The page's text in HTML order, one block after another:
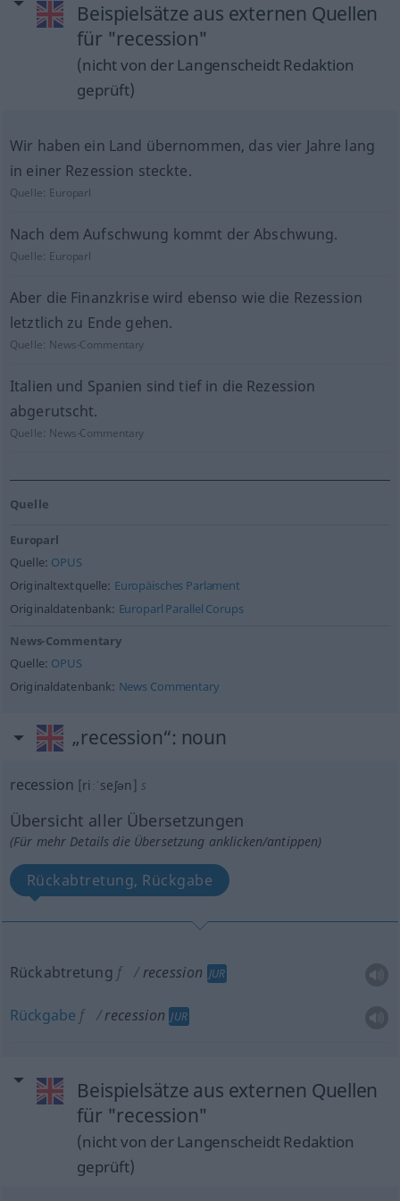
Beispielsätze aus externen Quellen
für "recession"
(nicht von der Langenscheidt Redaktion
geprüft)
Wir haben ein Land übernommen, das vier Jahre lang
in einer Rezession steckte.
Quelle: Europarl
Nach dem Aufschwung kommt der Abschwung.
Quelle: Europarl
Aber die Finanzkrise wird ebenso wie die Rezession
letztlich zu Ende gehen.
Quelle: News-Commentary
Italien und Spanien sind tief in die Rezession
abgerutscht.
Quelle: News-Commentary
Quelle
Europarl
Quelle: OPUS
Originaltextquelle: Europäisches Parlament
Originaldatenbank: Europarl Parallel Corups
News-Commentary
Quelle: OPUS
Originaldatenbank: News Commentary
„recession“: noun
recession [riːˈseʃən] s
Übersicht aller Übersetzungen
(Für mehr Details die Übersetzung anklicken/antippen)
Rückabtretung, Rückgabe
Rückabtretung f recession JUR
Rückgabe f recession JUR
Beispielsätze aus externen Quellen
für "recession"
(nicht von der Langenscheidt Redaktion
geprüft)